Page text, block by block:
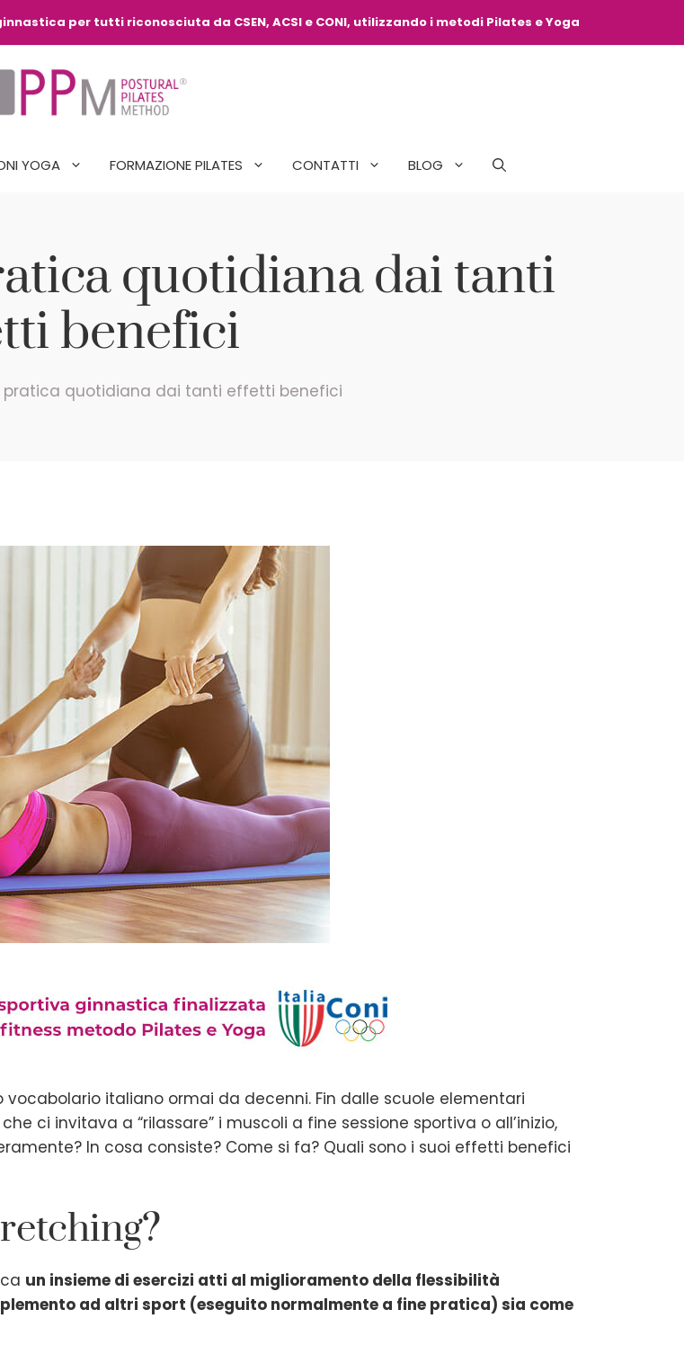
per tutti riconosciuta da CSEN, ACSI e CONI, utilizzando i metodi Pilates e Yoga
YOGA FORMAZIONE PILATES CONTATTI BLOG
quotidiana dai tanti
benefici
pratica quotidiana dai tanti effetti benefici
italiano ormai da decenni. Fin dalle scuole elementari
ci invitava a “rilassare” i muscoli a fine sessione sportiva o all’inizio,
In cosa consiste? Come si fa? Quali sono i suoi effetti benefici
un insieme di esercizi atti al miglioramento della flessibilità
ad altri sport (eseguito normalmente a fine pratica) sia come